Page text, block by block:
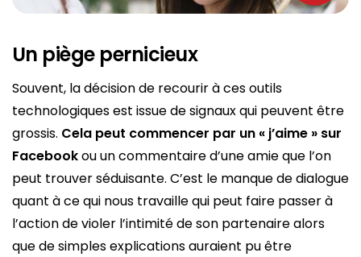
Un piège pernicieux
Souvent, la décision de recourir à ces outils
technologiques est issue de signaux qui peuvent être
grossis. Cela peut commencer par un « j’aime » sur
Facebookou un commentaire d’une amie que l’on
peut trouver séduisante. C’est le manque de dialogue
quant à ce qui nous travaille qui peut faire passer à
l’action de violer l’intimité de son partenaire alors
que de simples explications auraient pu être